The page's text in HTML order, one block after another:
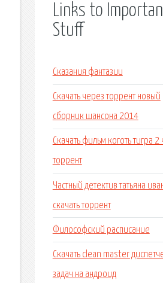
Links to
Stuff
Сказания фантазии
Скачать через торрент новый
сборник шансона 2014
Скачать фильм коготь тигра 2
торрент
Частный детектив татьяна
скачать торрент
Философский расписание
Скачать clean master
задач на андроид